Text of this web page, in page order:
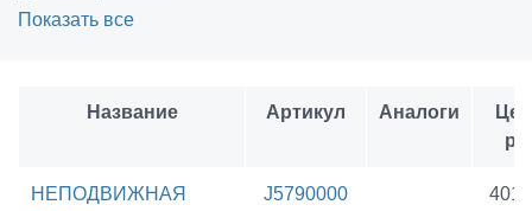
Показать все
Название Артикул Аналоги
НЕПОДВИЖНАЯ
J5790000